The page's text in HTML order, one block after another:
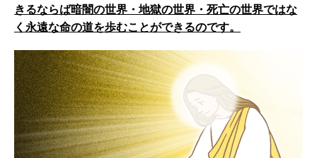
きるならば暗闇の世界・地獄の世界・死亡の世界ではな
く永遠な命の道を歩むことができるのです。